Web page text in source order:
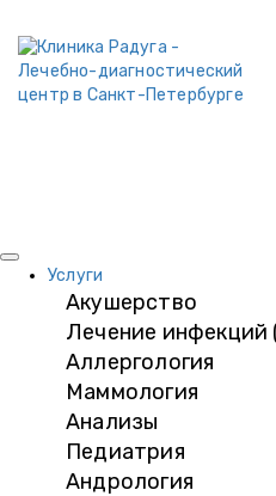
Услуги
Акушерство
Лечение
Аллергология
Маммология
Анализы
Педиатрия
Андрология